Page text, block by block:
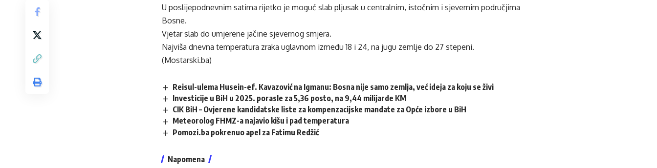
U poslijepodnevnim satima rijetko je moguć slab pljusak u centralnim, istočnim i sjevernim područjima
Bosne.
Vjetar slab do umjerene jačine sjevernog smjera.
Najviša dnevna temperatura zraka uglavnom između 18 i 24, na jugu zemlje do 27 stepeni.
(Mostarski.ba)
Reisul-ulema Husein-ef. Kavazović na Igmanu: Bosna nije samo zemlja, već ideja za koju se živi
Investicije u BiH u 2025. porasle za 5,36 posto, na 9,44 milijarde KM
CIK BiH – Ovjerene kandidatske liste za kompenzacijske mandate za Opće izbore u BiH
Meteorolog FHMZ-a najavio kišu i pad temperatura
Pomozi.ba pokrenuo apel za Fatimu Redžić
Napomena